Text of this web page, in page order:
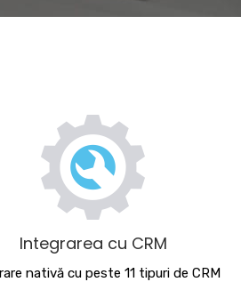
Integrarea cu CRM
nativă cu peste 11 tipuri de CRM